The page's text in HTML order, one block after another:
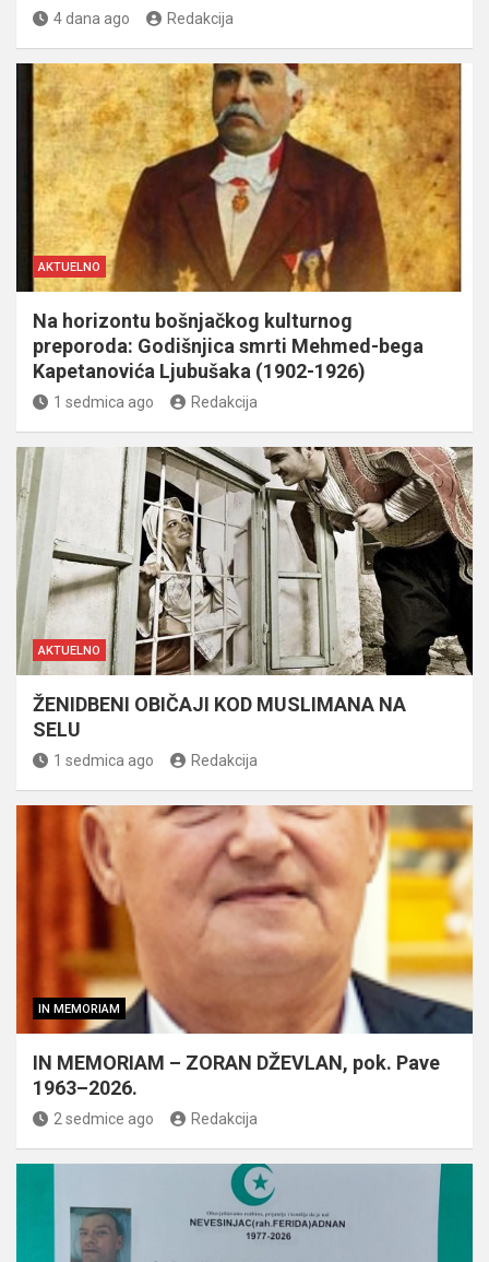
4 dana ago Redakcija
AKTUELNO
Na horizontu bošnjačkog kulturnog
preporoda: Godišnjica smrti Mehmed-bega
Kapetanovića Ljubušaka (1902-1926)
1 sedmica ago Redakcija
AKTUELNO
ŽENIDBENI OBIČAJI KOD MUSLIMANA NA
SELU
1 sedmica ago Redakcija
IN MEMORIAM
IN MEMORIAM – ZORAN DŽEVLAN, pok. Pave
1963–2026.
2 sedmice ago Redakcija